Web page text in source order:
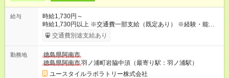
給与
時給1,730円～
時給1,730円以上 ※交通費一部支給（既定あり） ※経験・能力を
考慮して決定します 【収入例】 週1回勤務の場合：1,730円×8時
間×4回=5万5,360円 週3回勤務の場合：1,730円×8時間×12回
月 ※ 雇用形態と給与に、本採用時と異なる部分があります。 雇
用形態：本採用時と同じです。 給与：時給 1,480円以上
交通費別途支給あり
勤務地
徳島県阿南市
徳島県阿南市羽ノ浦町岩脇中須（最寄り駅：羽ノ浦駅）
ユースタイルラボラトリー株式会社